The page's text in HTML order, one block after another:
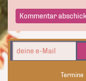
Termine